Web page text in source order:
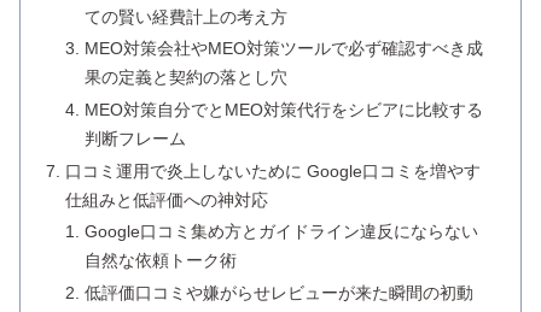
ての賢い経費計上の考え方
MEO対策会社やMEO対策ツールで必ず確認すべき成
果の定義と契約の落とし穴
MEO対策自分でとMEO対策代行をシビアに比較する
判断フレーム
口コミ運用で炎上しないために Google口コミを増やす
仕組みと低評価への神対応
Google口コミ集め方とガイドライン違反にならない
自然な依頼トーク術
低評価口コミや嫌がらせレビューが来た瞬間の初動